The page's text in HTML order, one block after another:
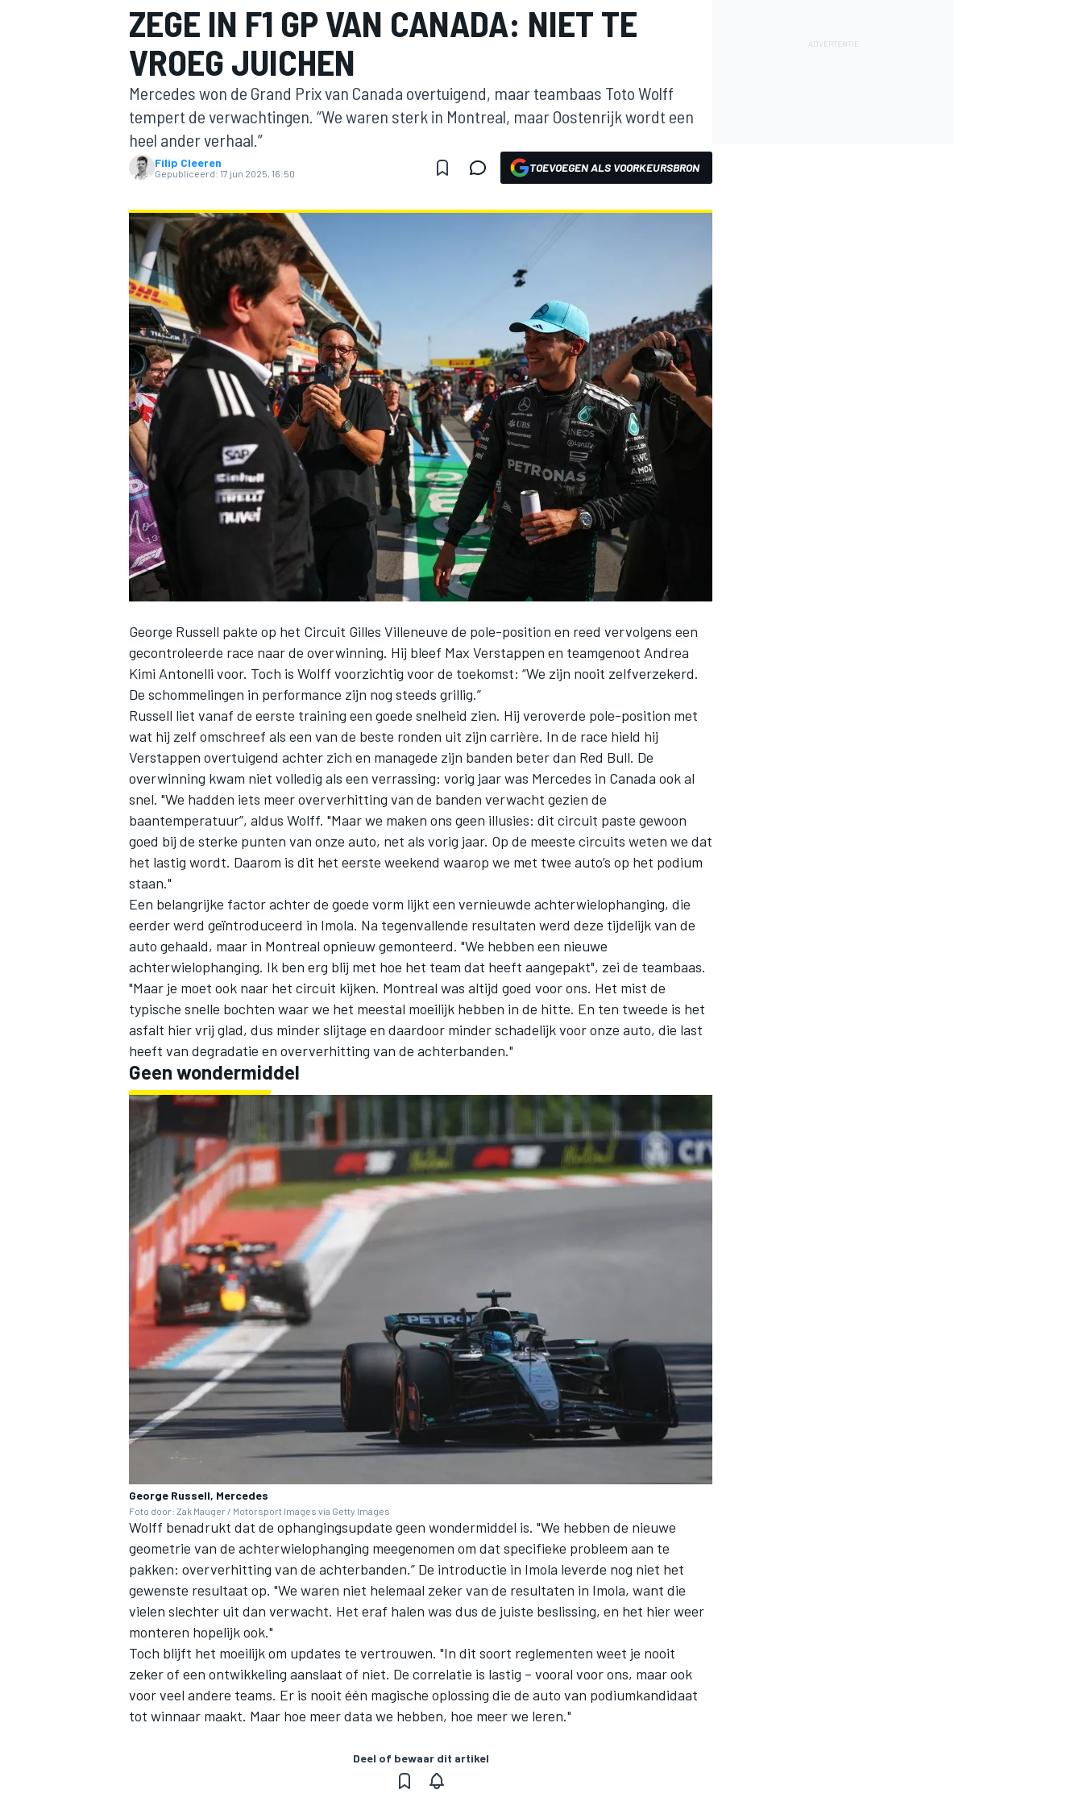
MOTOGP
INDYCAR
WEC DTM
ZEGE IN F1 GP VAN CANADA: NIET TE
VROEG JUICHEN
Mercedes won de Grand Prix van Canada overtuigend, maar teambaas Toto Wolff
tempert de verwachtingen. “We waren sterk in Montreal, maar Oostenrijk wordt een
heel ander verhaal.”
Filip Cleeren
Gepubliceerd: 17 jun 2025, 16:50 TOEVOEGEN ALS VOORKEURSBRON
George Russell pakte op het Circuit Gilles Villeneuve de pole-position en reed vervolgens een
gecontroleerde race naar de overwinning. Hij bleef Max Verstappen en teamgenoot Andrea
Kimi Antonelli voor. Toch is Wolff voorzichtig voor de toekomst: “We zijn nooit zelfverzekerd.
De schommelingen in performance zijn nog steeds grillig.”
Russell liet vanaf de eerste training een goede snelheid zien. Hij veroverde pole-position met
wat hij zelf omschreef als een van de beste ronden uit zijn carrière. In de race hield hij
Verstappen overtuigend achter zich en managede zijn banden beter dan Red Bull. De
overwinning kwam niet volledig als een verrassing: vorig jaar was Mercedes in Canada ook al
snel. "We hadden iets meer oververhitting van de banden verwacht gezien de
baantemperatuur”, aldus Wolff. "Maar we maken ons geen illusies: dit circuit paste gewoon
goed bij de sterke punten van onze auto, net als vorig jaar. Op de meeste circuits weten we dat
het lastig wordt. Daarom is dit het eerste weekend waarop we met twee auto’s op het podium
staan."
Een belangrijke factor achter de goede vorm lijkt een vernieuwde achterwielophanging, die
eerder werd geïntroduceerd in Imola. Na tegenvallende resultaten werd deze tijdelijk van de
auto gehaald, maar in Montreal opnieuw gemonteerd. "We hebben een nieuwe
achterwielophanging. Ik ben erg blij met hoe het team dat heeft aangepakt", zei de teambaas.
"Maar je moet ook naar het circuit kijken. Montreal was altijd goed voor ons. Het mist de
typische snelle bochten waar we het meestal moeilijk hebben in de hitte. En ten tweede is het
asfalt hier vrij glad, dus minder slijtage en daardoor minder schadelijk voor onze auto, die last
heeft van degradatie en oververhitting van de achterbanden."
Geen wondermiddel
George Russell, Mercedes
Foto door: Zak Mauger / Motorsport Images via Getty Images
Wolff benadrukt dat de ophangingsupdate geen wondermiddel is. "We hebben de nieuwe
geometrie van de achterwielophanging meegenomen om dat specifieke probleem aan te
pakken: oververhitting van de achterbanden.” De introductie in Imola leverde nog niet het
gewenste resultaat op. "We waren niet helemaal zeker van de resultaten in Imola, want die
vielen slechter uit dan verwacht. Het eraf halen was dus de juiste beslissing, en het hier weer
monteren hopelijk ook."
Toch blijft het moeilijk om updates te vertrouwen. "In dit soort reglementen weet je nooit
zeker of een ontwikkeling aanslaat of niet. De correlatie is lastig – vooral voor ons, maar ook
voor veel andere teams. Er is nooit één magische oplossing die de auto van podiumkandidaat
tot winnaar maakt. Maar hoe meer data we hebben, hoe meer we leren."
Deel of bewaar dit artikel